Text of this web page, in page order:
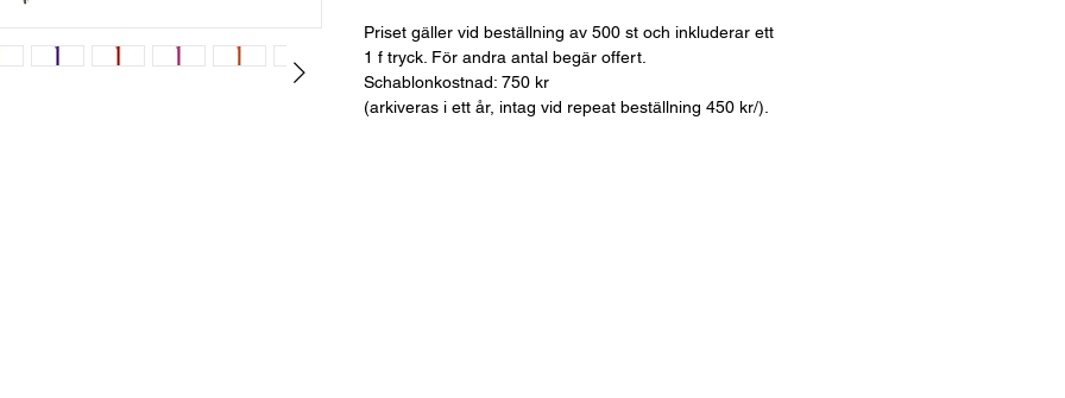
Priset gäller vid beställning av 500 st och inkluderar ett
1 f tryck. För andra antal begär offert.
Schablonkostnad: 750 kr
(arkiveras i ett år, intag vid repeat beställning 450 kr/).